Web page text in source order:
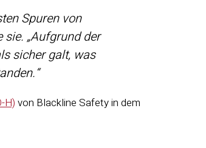
Spuren von
„Aufgrund der
sicher galt, was
H) von Blackline Safety in dem